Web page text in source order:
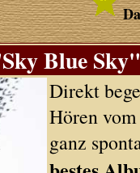
Blue
Direkt
Hören
ganz